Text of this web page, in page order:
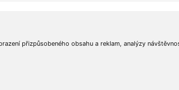
přizpůsobeného obsahu a reklam, analýzy